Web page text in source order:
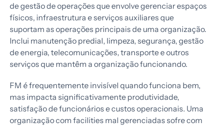
de gestão de operações que envolve gerenciar espaços
físicos, infraestrutura e serviços auxiliares que
suportam as operações principais de uma organização.
Inclui manutenção predial, limpeza, segurança, gestão
de energia, telecomunicações, transporte e outros
serviços que mantêm a organização funcionando.
FM é frequentemente invisível quando funciona bem,
mas impacta significativamente produtividade,
satisfação de funcionários e custos operacionais. Uma
organização com facilities mal gerenciadas sofre com